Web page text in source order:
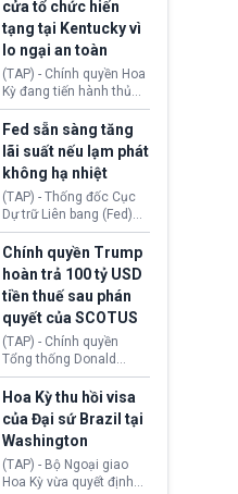
tiếp tục đối mặt cáo
buộc dùng sức ép tài
chính để đổi lấy sự ủng
chính trị từ Liên đoàn
Bóng đá Jordan. Trước
áp lực dồn dập, FIFA phải
tổ chức cuộc họp khẩn ở
Morocco.
cửa tổ chức hiến
tạng tại Kentucky vì
lo ngại an toàn
(TAP) - Chính quyền Hoa
Kỳ đang tiến hành thủ
tục thu hồi chứng nhận
hoạt động của tổ chức
hiến tạng Network for
Hope (bang Kentucky).
Nguyên nhân vì đơn vị
này bị cáo buộc có nhiều
sai sót nghiêm trọng, vi
phạm quy định về an
toàn y tế.
Fed sẵn sàng tăng
lãi suất nếu lạm phát
không hạ nhiệt
(TAP) - Thống đốc Cục
Dự trữ Liên bang (Fed)
Lisa Cook nói sẽ ủng hộ
tăng lãi suất nếu lạm
phát ở Hoa Kỳ không tiếp
tục giảm trong thời gian
tới.
Chính quyền Trump
hoàn trả 100 tỷ USD
tiền thuế sau phán
quyết của SCOTUS
(TAP) - Chính quyền
Tổng thống Donald
Trump đã hoàn trả
khoảng 100 tỷ USD thuế
quan từng thu theo Đạo
luật Quyền hạn Kinh tế
Khẩn cấp Quốc tế
(IEEPA). Động thái này
diễn ra sau phán quyết
Hoa Kỳ thu hồi visa
của Đại sứ Brazil tại
Washington
(TAP) - Bộ Ngoại giao
Hoa Kỳ vừa quyết định